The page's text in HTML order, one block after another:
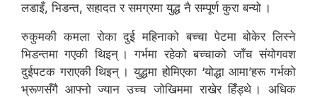
लडाइँ, भिडन्त, सहादत र समग्रमा युद्ध नै सम्पूर्ण कुरा बन्यो ।
रुकुमकी कमला रोका दुई महिनाको बच्चा पेटमा बोकेर लिस्ने
भिडन्तमा गएकी थिइन् । गर्भमा रहेको बच्चाको जाँच संयोगवश
दुईपटक गराएकी थिइन् । युद्धमा होमिएका ‘योद्धा आमा’हरू गर्भको
भ्रूणसँगै आफ्नो ज्यान उच्च जोखिममा राखेर हिँड्थे । अधिक